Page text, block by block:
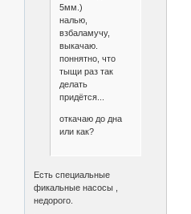
5мм.)
налью,
взбаламучу,
выкачаю.
поннятно, что
тыщи раз так
делать
придётся...
откачаю до дна
или как?
Есть специальные
фикальные насосы ,
недорого.